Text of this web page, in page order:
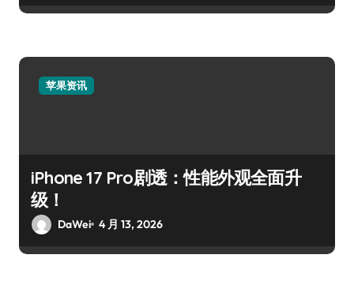
苹果资讯
iPhone 17 Pro剧透：性能外观全面升
级！
DaWei 4 月 13, 2026